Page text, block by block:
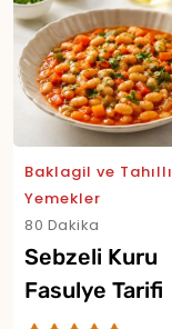
Baklagil ve Tahıllı
Yemekler
80 Dakika
Sebzeli Kuru
Fasulye Tarifi